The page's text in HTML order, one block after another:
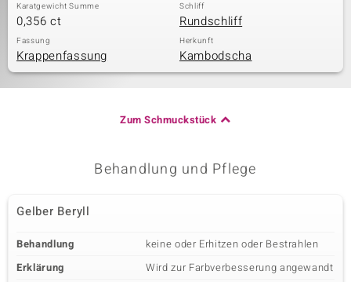
Karatgewicht Summe
0,356 ct
Schliff
Rundschliff
Fassung
Krappenfassung
Herkunft
Kambodscha
Zum Schmuckstück
Behandlung und Pflege
Gelber Beryll
Behandlung
keine oder Erhitzen oder Bestrahlen
Erklärung
Wird zur Farbverbesserung angewandt